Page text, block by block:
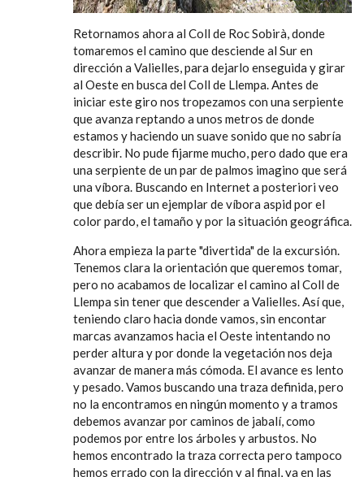
Retornamos ahora al Coll de Roc Sobirà, donde
tomaremos el camino que desciende al Sur en
dirección a Valielles, para dejarlo enseguida y girar
al Oeste en busca del Coll de Llempa. Antes de
iniciar este giro nos tropezamos con una serpiente
que avanza reptando a unos metros de donde
estamos y haciendo un suave sonido que no sabría
describir. No pude fijarme mucho, pero dado que era
una serpiente de un par de palmos imagino que será
una víbora. Buscando en Internet a posteriori veo
que debía ser un ejemplar de víbora aspid por el
color pardo, el tamaño y por la situación geográfica.
Ahora empieza la parte "divertida" de la excursión.
Tenemos clara la orientación que queremos tomar,
pero no acabamos de localizar el camino al Coll de
Llempa sin tener que descender a Valielles. Así que,
teniendo claro hacia donde vamos, sin encontar
marcas avanzamos hacia el Oeste intentando no
perder altura y por donde la vegetación nos deja
avanzar de manera más cómoda. El avance es lento
y pesado. Vamos buscando una traza definida, pero
no la encontramos en ningún momento y a tramos
debemos avanzar por caminos de jabalí, como
podemos por entre los árboles y arbustos. No
hemos encontrado la traza correcta pero tampoco
hemos errado con la dirección y al final, ya en las